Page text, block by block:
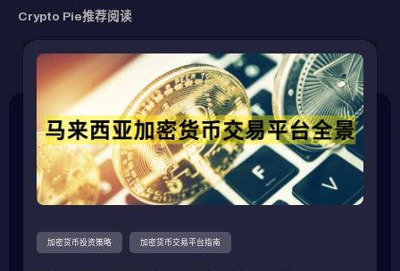
Crypto Pie推荐阅读
加密货币投资策略 加密货币交易平台指南